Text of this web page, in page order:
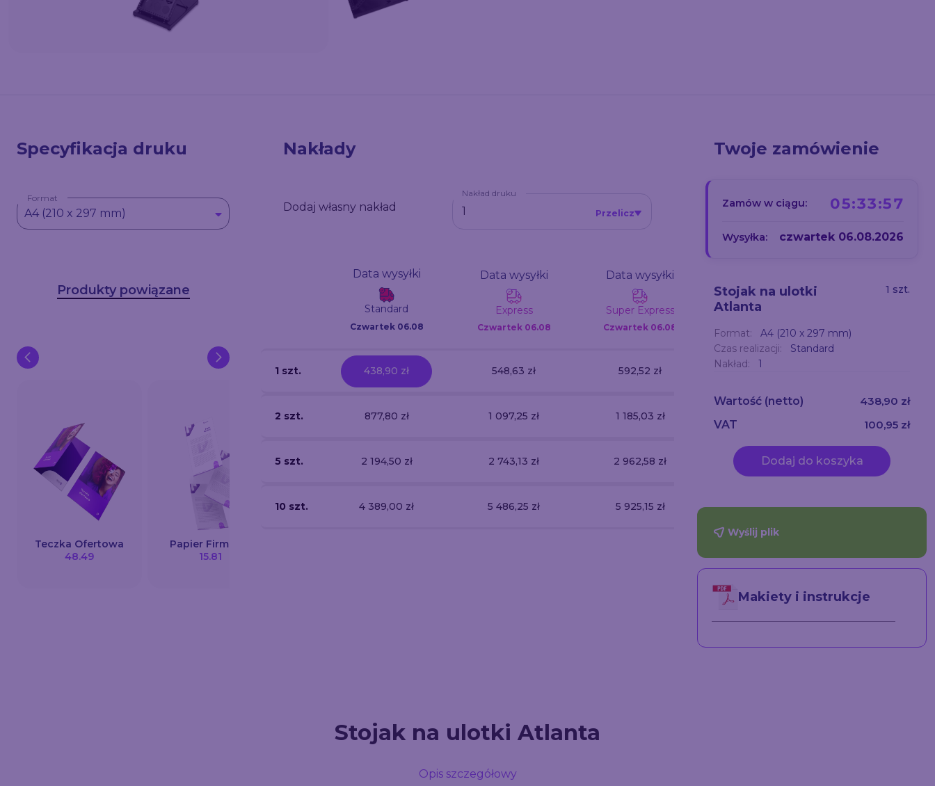
Specyfikacja druku
Format
A4 (210 x 297 mm)
Produkty powiązane
Teczka Ofertowa
48.49
Papier Firmowy
15.81
Set Targowo-
Eventowy STE1 6m²
Nakłady
Dodaj własny nakład
Nakład druku
Przelicz
Data wysyłki
Standard
Czwartek 06.08
Data wysyłki
Express
Czwartek 06.08
Data wysyłki
Super Express
Czwartek 06.08
1 szt. 438,90 zł 548,63 zł 592,52 zł
2 szt. 877,80 zł 1 097,25 zł 1 185,03 zł
5 szt. 2 194,50 zł 2 743,13 zł 2 962,58 zł
10 szt. 4 389,00 zł 5 486,25 zł 5 925,15 zł
Twoje zamówienie
Zamów w ciągu: 05:33:56
Wysyłka: czwartek 06.08.2026
Stojak na ulotki
Atlanta
1 szt.
Format:
A4 (210 x 297 mm)
Czas realizacji:
Standard
Nakład:
1
Wartość (netto)
438,90 zł
VAT
100,95 zł
Dodaj do koszyka
Wyślij plik
Makiety i instrukcje
Stojak na ulotki Atlanta
Opis szczegółowy